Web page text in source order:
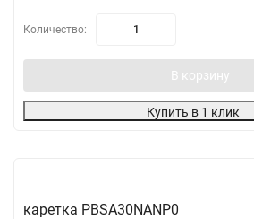
Количество:
В корзину
Купить в 1 клик
каретка PBSA30NANP0